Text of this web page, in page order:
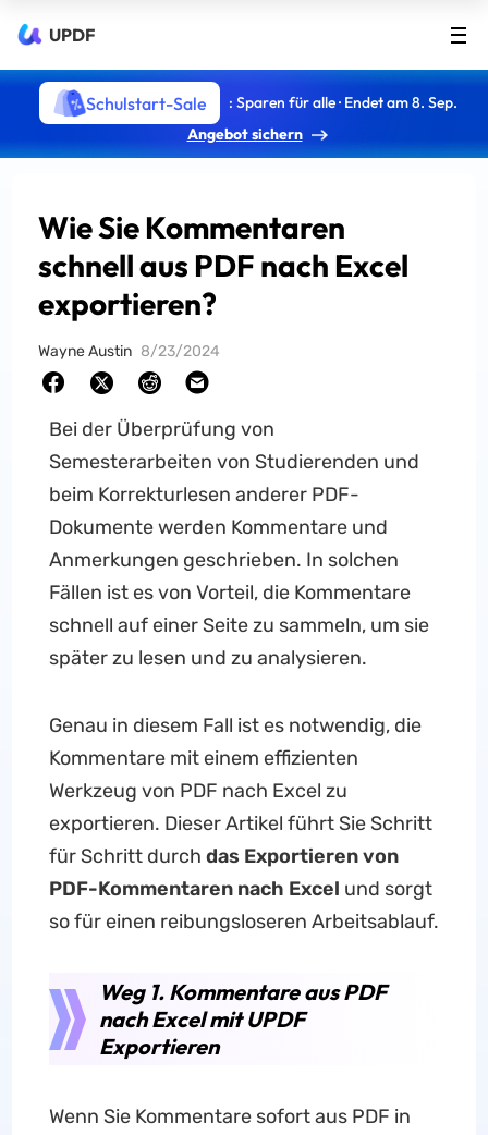
UPDF
Schulstart-Sale
: Sparen für alle · Endet am 8. Sep.
Angebot sichern
Wie Sie Kommentaren
schnell aus PDF nach Excel
exportieren?
Wayne Austin 8/23/2024
Bei der Überprüfung von
Semesterarbeiten von Studierenden und
beim Korrekturlesen anderer PDF-
Dokumente werden Kommentare und
Anmerkungen geschrieben. In solchen
Fällen ist es von Vorteil, die Kommentare
schnell auf einer Seite zu sammeln, um sie
später zu lesen und zu analysieren.
Genau in diesem Fall ist es notwendig, die
Kommentare mit einem effizienten
Werkzeug von PDF nach Excel zu
exportieren. Dieser Artikel führt Sie Schritt
für Schritt durch das Exportieren von
PDF-Kommentaren nach Excel und sorgt
so für einen reibungsloseren Arbeitsablauf.
Weg 1. Kommentare aus PDF
nach Excel mit UPDF
Exportieren
Wenn Sie Kommentare sofort aus PDF in